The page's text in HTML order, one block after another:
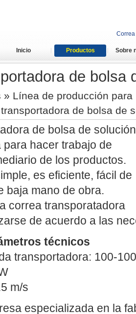
Inicio Productos Sobre
de bolsa
» Línea de producción
de bolsa de
de bolsa de solución
para hacer trabajo de
de los productos.
es eficiente, fácil de
baja mano de obra.
correa transporatadora
de acuerdo a las
técnicos
transportadora: 100-
m/s
especializada en la